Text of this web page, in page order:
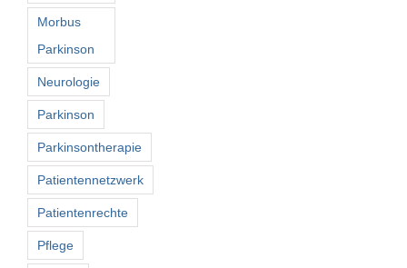
Morbus
Parkinson
Neurologie
Parkinson
Parkinsontherapie
Patientennetzwerk
Patientenrechte
Pflege